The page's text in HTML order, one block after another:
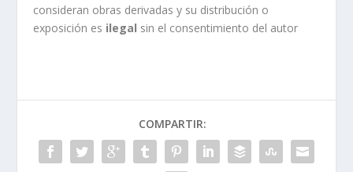
consideran obras derivadas y su distribución o
exposición es ilegal sin el consentimiento del autor
COMPARTIR: